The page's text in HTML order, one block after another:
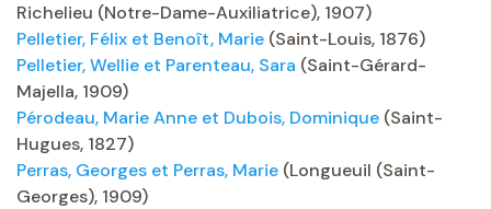
Richelieu (Notre-Dame-Auxiliatrice), 1907)
Pelletier, Félix et Benoît, Marie (Saint-Louis, 1876)
Pelletier, Wellie et Parenteau, Sara (Saint-Gérard-
Majella, 1909)
Pérodeau, Marie Anne et Dubois, Dominique (Saint-
Hugues, 1827)
Perras, Georges et Perras, Marie (Longueuil (Saint-
Georges), 1909)